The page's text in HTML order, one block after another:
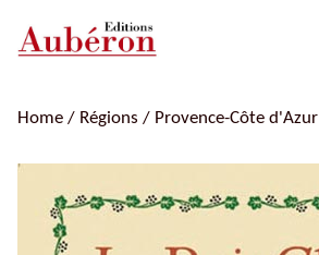
Home / Régions / Provence-Côte d'Azur